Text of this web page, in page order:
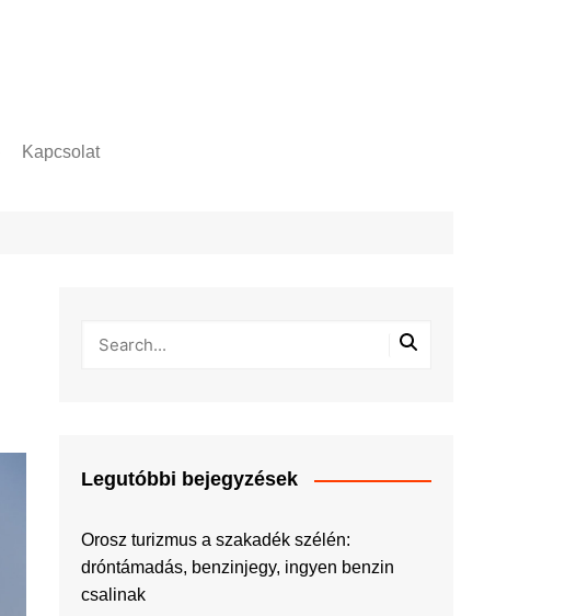
Kapcsolat
Legutóbbi bejegyzések
Orosz turizmus a szakadék szélén:
dróntámadás, benzinjegy, ingyen benzin
csalinak